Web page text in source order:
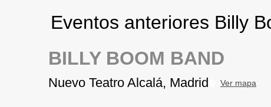
Eventos anteriores Billy
BILLY BOOM BAND
Nuevo Teatro Alcalá, Madrid Ver mapa